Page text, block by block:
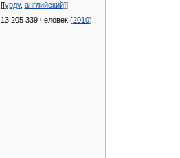
[[урду, английский]]
13 205 339 человек (2010)